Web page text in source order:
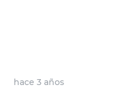
hace 3 años